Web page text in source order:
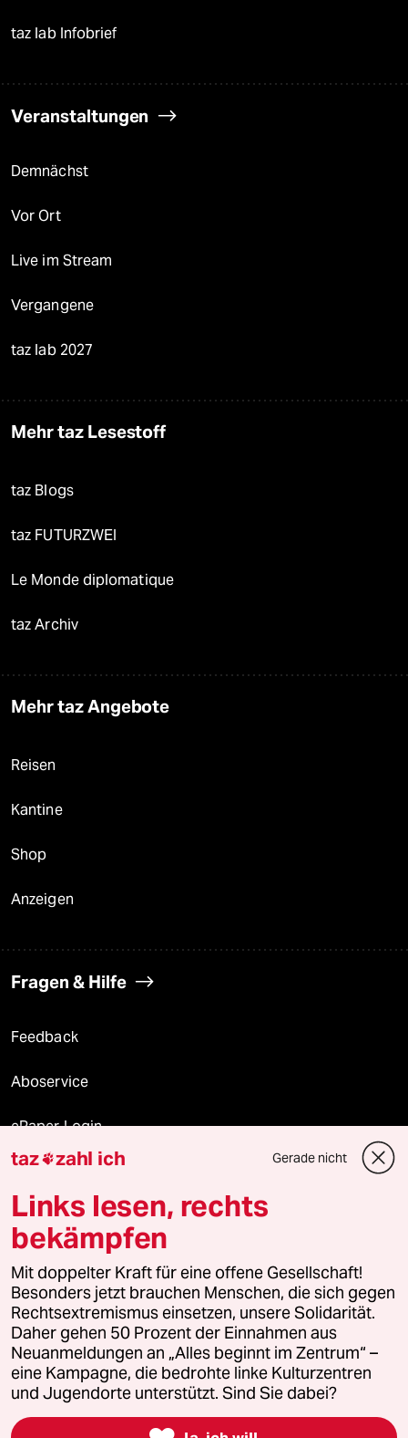
taz lab Infobrief
Veranstaltungen
Demnächst
Vor Ort
Live im Stream
Vergangene
taz lab 2027
Mehr taz Lesestoff
taz Blogs
taz FUTURZWEI
Le Monde diplomatique
taz Archiv
Mehr taz Angebote
Reisen
Kantine
Shop
Anzeigen
Fragen & Hilfe
Feedback
Aboservice
ePaper Login
Downloads für Abonnierende
© 2026 taz Verlags und Vertriebs GmbH
Alle Rechte vorbehalten. Bei rechtlichen Fragen oder für Genehmigungen
wenden Sie sich bitte an
lizenzen@taz.de
Feedback Redaktionsstatut Kommune-Richtlinien
Leitlinie Informant Datenschutz Impressum AGB
Seitenwende Einwilligungen widerrufen (Ads)
taz zahl ich Gerade nicht
Links lesen, rechts
bekämpfen
Mit doppelter Kraft für eine offene Gesellschaft!
Besonders jetzt brauchen Menschen, die sich gegen
Rechtsextremismus einsetzen, unsere Solidarität.
Daher gehen 50 Prozent der Einnahmen aus
Neuanmeldungen an „Alles beginnt im Zentrum“ –
eine Kampagne, die bedrohte linke Kulturzentren
und Jugendorte unterstützt. Sind Sie dabei?